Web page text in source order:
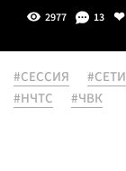
2977 13
#СЕССИЯ #СЕТИ
#НЧТС
#ЧВК